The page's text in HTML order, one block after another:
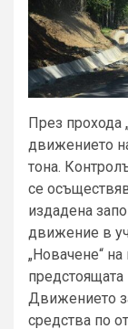
През прохода
движението
тона.
се
издадена
движение в
„Новачене“
предстоящата
Движението
средства по